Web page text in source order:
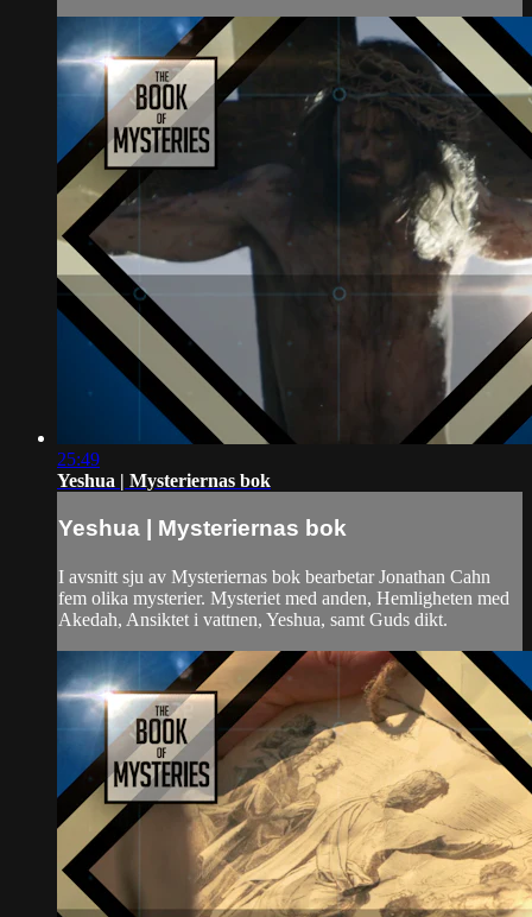
25:49
Yeshua | Mysteriernas bok
Yeshua | Mysteriernas bok
I avsnitt sju av Mysteriernas bok bearbetar Jonathan Cahn
fem olika mysterier. Mysteriet med anden, Hemligheten med
Akedah, Ansiktet i vattnen, Yeshua, samt Guds dikt.